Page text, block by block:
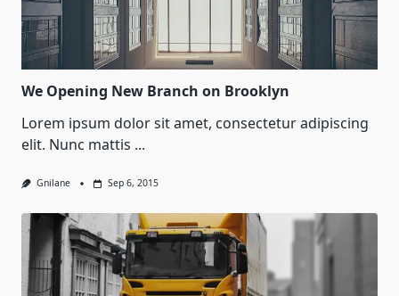
We Opening New Branch on Brooklyn
Lorem ipsum dolor sit amet, consectetur adipiscing
elit. Nunc mattis ...
Gnilane Sep 6, 2015